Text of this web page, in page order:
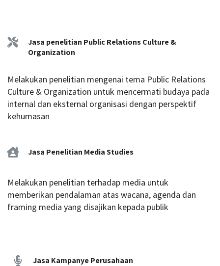
Jasa penelitian Public Relations Culture &
Organization
Melakukan penelitian mengenai tema Public Relations
Culture & Organization untuk mencermati budaya pada
internal dan eksternal organisasi dengan perspektif
kehumasan
Jasa Penelitian Media Studies
Melakukan penelitian terhadap media untuk
memberikan pendalaman atas wacana, agenda dan
framing media yang disajikan kepada publik
Jasa Kampanye Perusahaan